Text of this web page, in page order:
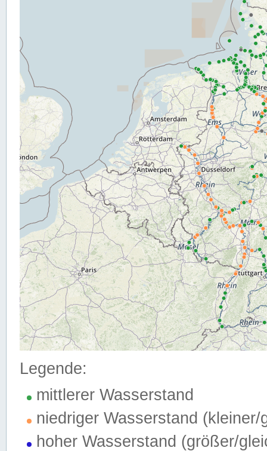
Legende:
mittlerer Wasserstand
niedriger Wasserstand (kleiner/
hoher Wasserstand (größer/